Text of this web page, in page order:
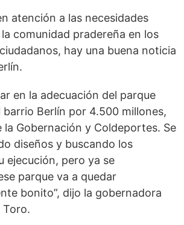
atención a las necesidades
comunidad pradereña en los
hay una buena noticia
en la adecuación del parque
barrio Berlín por 4.500 millones,
la Gobernación y Coldeportes. Se
diseños y buscando los
ejecución, pero ya se
parque va a quedar
bonito”, dijo la gobernadora
Toro.